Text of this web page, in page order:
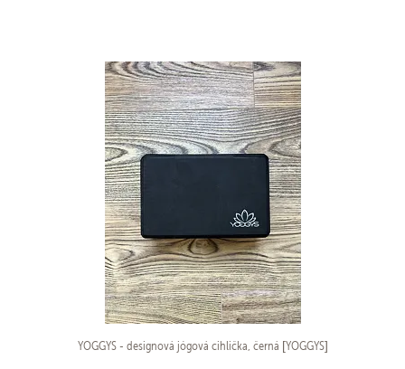
YOGGYS - designová jógová cihlička, černá [YOGGYS]